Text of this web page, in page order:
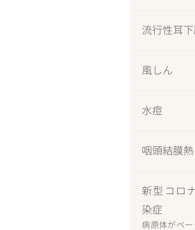
流行性耳
風しん
水痘
咽頭結膜熱
新型コロ
染症
病原体がベ